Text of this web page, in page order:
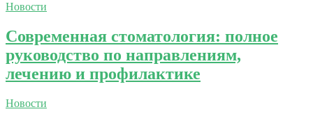
Новости
Современная стоматология: полное
руководство по направлениям,
лечению и профилактике
Новости